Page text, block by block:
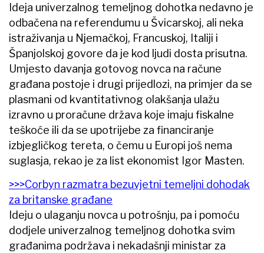
Ideja univerzalnog temeljnog dohotka nedavno je
odbačena na referendumu u Švicarskoj, ali neka
istraživanja u Njemačkoj, Francuskoj, Italiji i
Španjolskoj govore da je kod ljudi dosta prisutna.
Umjesto davanja gotovog novca na račune
građana postoje i drugi prijedlozi, na primjer da se
plasmani od kvantitativnog olakšanja ulažu
izravno u proračune država koje imaju fiskalne
teškoće ili da se upotrijebe za financiranje
izbjegličkog tereta, o čemu u Europi još nema
suglasja, rekao je za list ekonomist Igor Masten.
>>>Corbyn razmatra bezuvjetni temeljni dohodak
za britanske građane
Ideju o ulaganju novca u potrošnju, pa i pomoću
dodjele univerzalnog temeljnog dohotka svim
građanima podržava i nekadašnji ministar za